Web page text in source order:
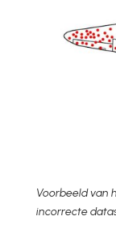
Voorbeeld van
incorrecte